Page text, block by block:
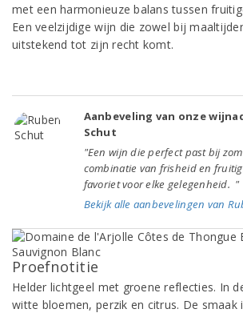
met een harmonieuze balans tussen
Een veelzijdige wijn die zowel bij
uitstekend tot zijn recht komt.
Aanbeveling van onze
Schut
"Een wijn die perfect past bij
combinatie van frisheid en
favoriet voor elke gelegenheid. "
Bekijk alle aanbevelingen van
Proefnotitie
Helder lichtgeel met groene reflecties. In
witte bloemen, perzik en citrus. De smaak